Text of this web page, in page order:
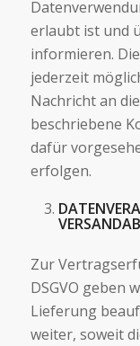
erlaubt ist und
informieren.
jederzeit
Nachricht an
beschriebene
dafür
erfolgen.
Zur
DSGVO geben
Lieferung
weiter, soweit